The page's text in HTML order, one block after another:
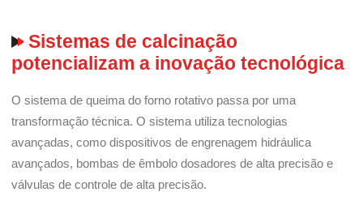
Sistemas de calcinação
potencializam a inovação tecnológica
O sistema de queima do forno rotativo passa por uma
transformação técnica. O sistema utiliza tecnologias
avançadas, como dispositivos de engrenagem hidráulica
avançados, bombas de êmbolo dosadores de alta precisão e
válvulas de controle de alta precisão.